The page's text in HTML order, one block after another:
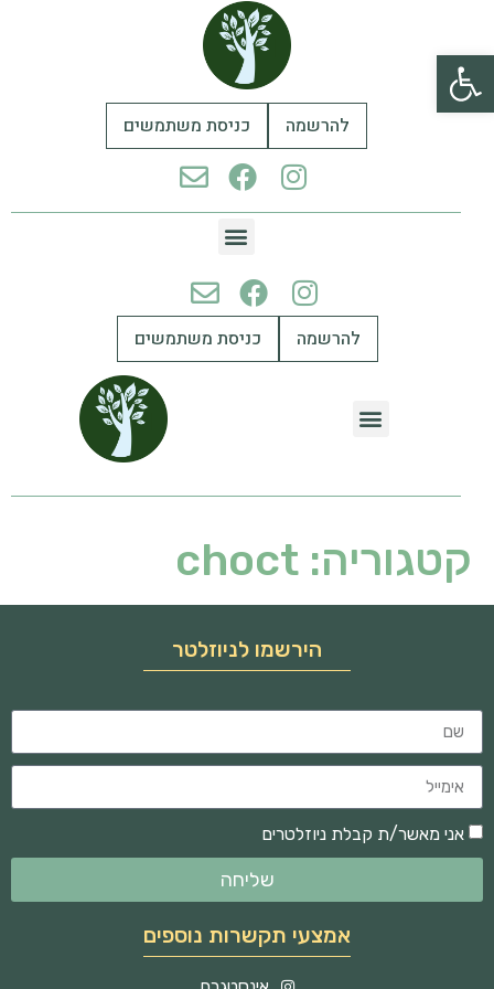
פתח סרגל נגישות
להרשמה כניסת משתמשים
להרשמה כניסת משתמשים
קטגוריה: choct
הירשמו לניוזלטר
אני מאשר/ת קבלת ניוזלטרים
שליחה
אמצעי תקשרות נוספים